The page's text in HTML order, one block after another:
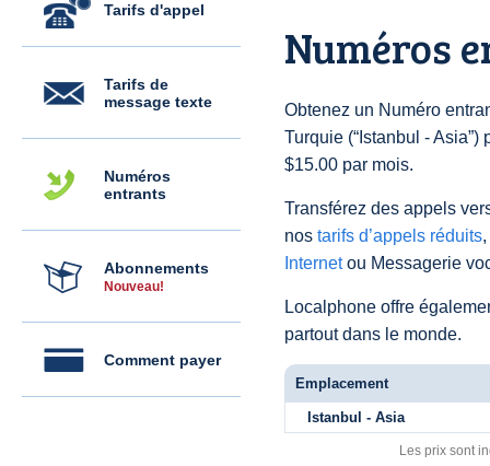
Tarifs d'appel
Tarifs de
message texte
Numéros
entrants
Abonnements
Nouveau!
Comment payer
Numéros
Obtenez un Numéro
Turquie (“Istanbul -
$15.00 par mois.
Transférez des appels
nos tarifs d’appels réduits
Internetou Messagerie
Localphone offre
partout dans le monde.
Emplacement
Istanbul - Asia
Les prix sont